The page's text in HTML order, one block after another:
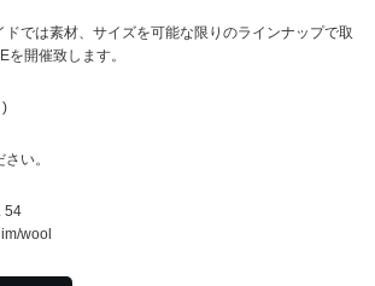
ドでは素材、サイズを可能な限りのラインナップで取
を開催致します。
)
い。
54
wool